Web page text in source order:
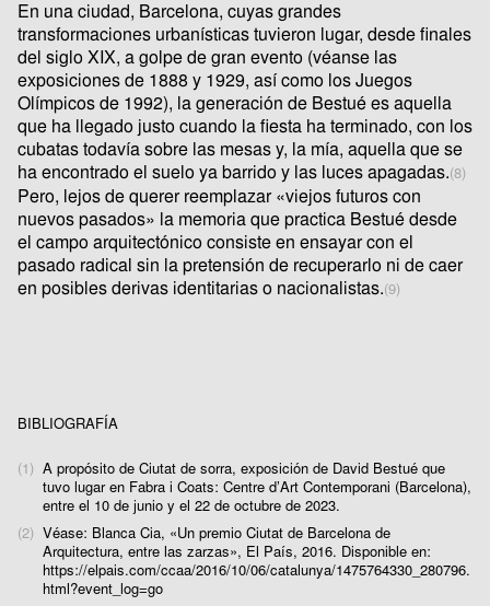
En una ciudad, Barcelona, cuyas grandes
transformaciones urbanísticas tuvieron lugar, desde finales
del siglo XIX, a golpe de gran evento (véanse las
exposiciones de 1888 y 1929, así como los Juegos
Olímpicos de 1992), la generación de Bestué es aquella
que ha llegado justo cuando la fiesta ha terminado, con los
cubatas todavía sobre las mesas y, la mía, aquella que se
ha encontrado el suelo ya barrido y las luces apagadas.(8)
Pero, lejos de querer reemplazar «viejos futuros con
nuevos pasados» la memoria que practica Bestué desde
el campo arquitectónico consiste en ensayar con el
pasado radical sin la pretensión de recuperarlo ni de caer
en posibles derivas identitarias o nacionalistas.(9)
BIBLIOGRAFÍA
(1) A propósito de Ciutat de sorra, exposición de David Bestué que
tuvo lugar en Fabra i Coats: Centre d’Art Contemporani (Barcelona),
entre el 10 de junio y el 22 de octubre de 2023.
(2) Véase: Blanca Cia, «Un premio Ciutat de Barcelona de
Arquitectura, entre las zarzas», El País, 2016. Disponible en:
https://elpais.com/ccaa/2016/10/06/catalunya/1475764330_280796.
html?event_log=go